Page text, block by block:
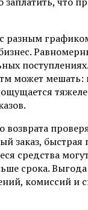
разным
может мешать:
возврата
заказ,
средства
срока. Выгода
комиссий и